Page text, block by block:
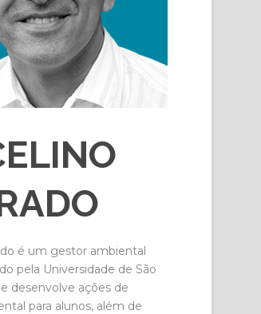
é um gestor ambiental
pela Universidade de São
desenvolve ações de
para alunos, além de